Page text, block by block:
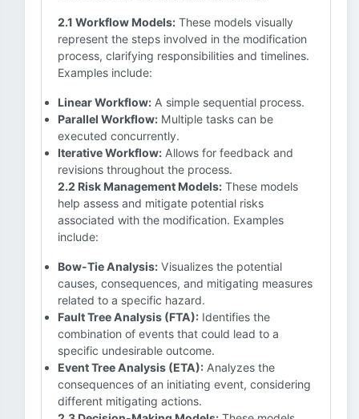
2.1 Workflow Models: These models visually
represent the steps involved in the modification
process, clarifying responsibilities and timelines.
Examples include:
Linear Workflow: A simple sequential process.
Parallel Workflow: Multiple tasks can be
executed concurrently.
Iterative Workflow: Allows for feedback and
revisions throughout the process.
2.2 Risk Management Models: These models
help assess and mitigate potential risks
associated with the modification. Examples
include:
Bow-Tie Analysis: Visualizes the potential
causes, consequences, and mitigating measures
related to a specific hazard.
Fault Tree Analysis (FTA): Identifies the
combination of events that could lead to a
specific undesirable outcome.
Event Tree Analysis (ETA): Analyzes the
consequences of an initiating event, considering
different mitigating actions.